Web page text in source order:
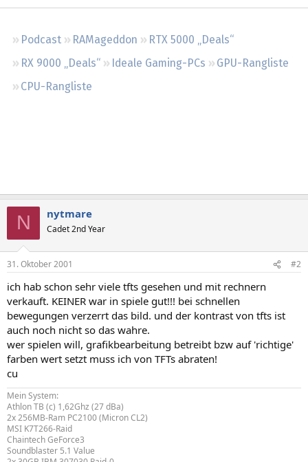
Podcast RAMageddon
RTX 5000 „Deals“
RX 9000 „Deals“
Ideale Gaming-PCs
GPU-Rangliste
CPU-Rangliste
N nytmare
Cadet 2nd Year
31. Oktober 2001 #2
ich hab schon sehr viele tfts gesehen und mit rechnern
verkauft. KEINER war in spiele gut!!! bei schnellen
bewegungen verzerrt das bild. und der kontrast von tfts ist
auch noch nicht so das wahre.
wer spielen will, grafikbearbeitung betreibt bzw auf 'richtige'
farben wert setzt muss ich von TFTs abraten!
cu
Mein System:
Athlon TB (c) 1,62Ghz (27 dBa)
2x 256MB-Ram PC2100 (Micron CL2)
MSI K7T266-Raid
Chaintech GeForce3
Soundblaster 5.1 Value